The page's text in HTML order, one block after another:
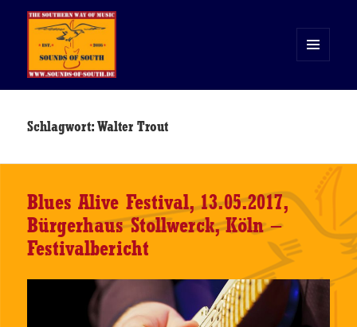
WIDGETS
Schlagwort:Walter Trout
Blues Alive Festival, 13.05.2017,
Bürgerhaus Stollwerck, Köln –
Festivalbericht